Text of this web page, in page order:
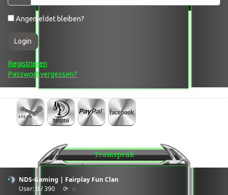
Angemeldet bleiben?
Login
Registrieren
Passwort vergessen?
Teamspeak
NDS-Gaming | Fairplay Fun Clan
User: 0 / 390
⟳ ◌